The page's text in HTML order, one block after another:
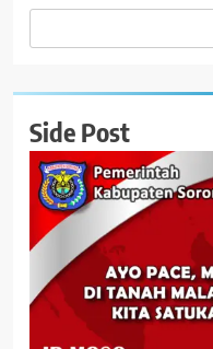
Side Post